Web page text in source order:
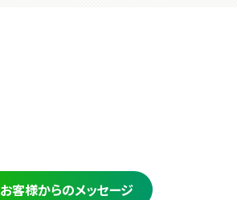
お客様からのメッセージ